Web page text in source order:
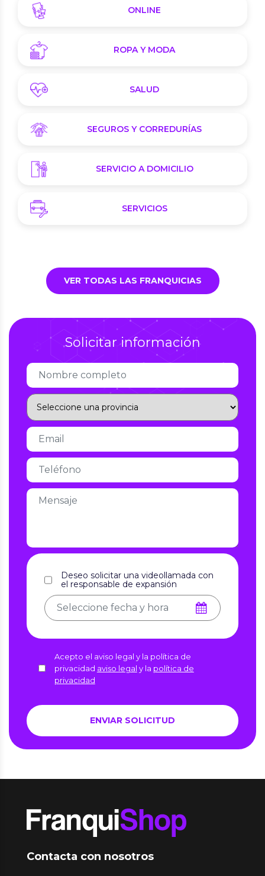
ONLINE
ROPA Y MODA
SALUD
SEGUROS Y CORREDURÍAS
SERVICIO A DOMICILIO
SERVICIOS
VER TODAS LAS FRANQUICIAS
Solicitar información
Deseo solicitar una videollamada con
el responsable de expansión
Acepto el aviso legal y la política de
privacidad aviso legal y la política de
privacidad
Contacta con nosotros